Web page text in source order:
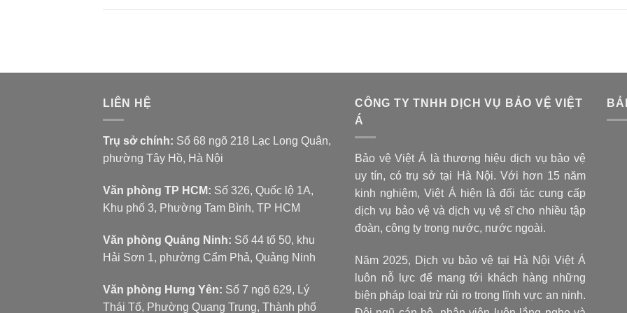
LIÊN HỆ
Trụ sở chính: Số 68 ngõ 218 Lạc Long Quân,
phường Tây Hồ, Hà Nội
Văn phòng TP HCM: Số 326, Quốc lộ 1A,
Khu phố 3, Phường Tam Bình, TP HCM
Văn phòng Quảng Ninh: Số 44 tổ 50, khu
Hải Sơn 1, phường Cẩm Phả, Quảng Ninh
Văn phòng Hưng Yên: Số 7 ngõ 629, Lý
Thái Tổ, Phường Quang Trung, Thành phố
CÔNG TY TNHH DỊCH VỤ BẢO VỆ VIỆT
Á
Bảo vệ Việt Á là thương hiệu dịch vụ bảo vệ
uy tín, có trụ sở tại Hà Nội. Với hơn 15 năm
kinh nghiệm, Việt Á hiện là đối tác cung cấp
dịch vụ bảo vệ và dịch vụ vệ sĩ cho nhiều tập
đoàn, công ty trong nước, nước ngoài.
Năm 2025, Dịch vụ bảo vệ tại Hà Nội Việt Á
luôn nỗ lực để mang tới khách hàng những
biện pháp loại trừ rủi ro trong lĩnh vực an ninh.